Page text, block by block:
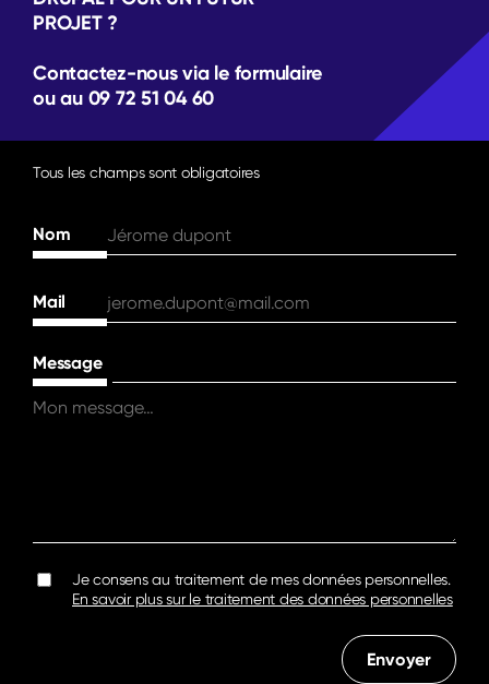
PROJET ?
Contactez-nous via le formulaire
ou au 09 72 51 04 60
Tous les champs sont obligatoires
Nom
Mail
Message
Je consens au traitement de mes données personnelles.
En savoir plus sur le traitement des données personnelles